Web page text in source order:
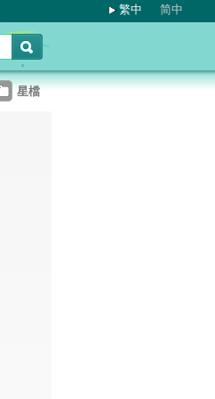
繁中 简中
星檔